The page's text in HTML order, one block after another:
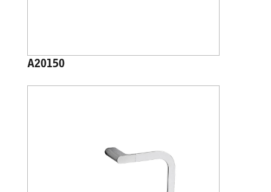
A20150